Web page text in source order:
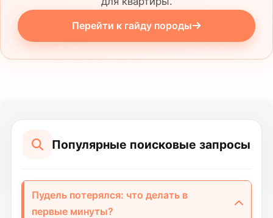
Перейти к гайду породы
Популярные поисковые запросы
Пудель потерялся: что делать в
первые минуты?